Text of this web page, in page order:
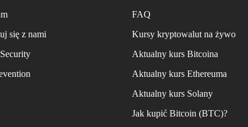
się z nami
FAQ
Kursy kryptowalut na żywo
Aktualny kurs Bitcoina
Aktualny kurs Ethereuma
Aktualny kurs Solany
Jak kupić Bitcoin (BTC)?